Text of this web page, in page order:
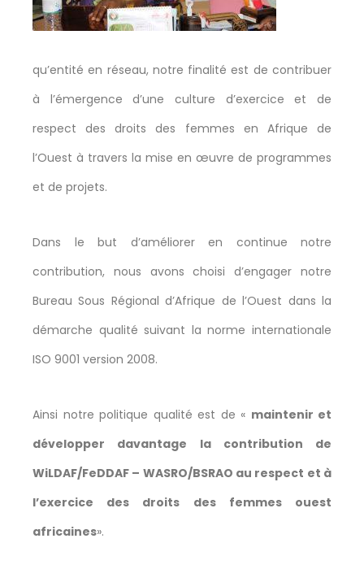
qu’entité en réseau, notre finalité est de contribuer
à l’émergence d’une culture d’exercice et de
respect des droits des femmes en Afrique de
l’Ouest à travers la mise en œuvre de programmes
et de projets.
Dans le but d’améliorer en continue notre
contribution, nous avons choisi d’engager notre
Bureau Sous Régional d’Afrique de l’Ouest dans la
démarche qualité suivant la norme internationale
ISO 9001 version 2008.
Ainsi notre politique qualité est de « maintenir et
développer davantage la contribution de
WiLDAF/FeDDAF – WASRO/BSRAO au respect et à
l’exercice des droits des femmes ouest
africaines».